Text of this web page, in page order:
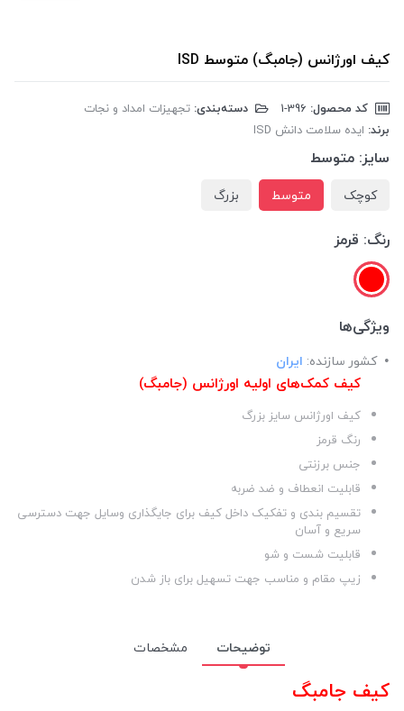
کیف اورژانس (جامبگ) متوسط ISD
کد محصول: دسته‌بندی: تجهیزات امداد و نجات
برند: ایده سلامت دانش ISD
سایز: متوسط
کوچک متوسط بزرگ
رنگ: قرمز
ویژگی‌ها
کشور سازنده: ایران
کیف کمک‌های اولیه اورژانس (جامبگ)
کیف اورژانس سایز بزرگ
رنگ قرمز
جنس برزنتی
قابلیت انعطاف و ضد ضربه
تقسیم بندی و تفکیک داخل کیف برای جایگذاری وسایل جهت دسترسی
سریع و آسان
قابلیت شست و شو
زیپ مقام و مناسب جهت تسهیل برای باز شدن
توضیحات مشخصات
کیف جامبگ